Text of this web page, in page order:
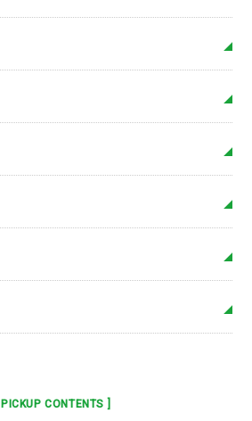
[ PICKUP CONTENTS ]